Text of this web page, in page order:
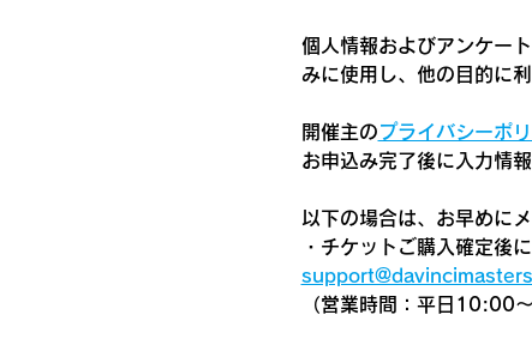
個人情報およびアンケー
みに使用し、他の目的に
開催主のプライバシーポ
お申込み完了後に入力情
以下の場合は、お早めに
・チケットご購入確定後
（営業時間：平日10:00